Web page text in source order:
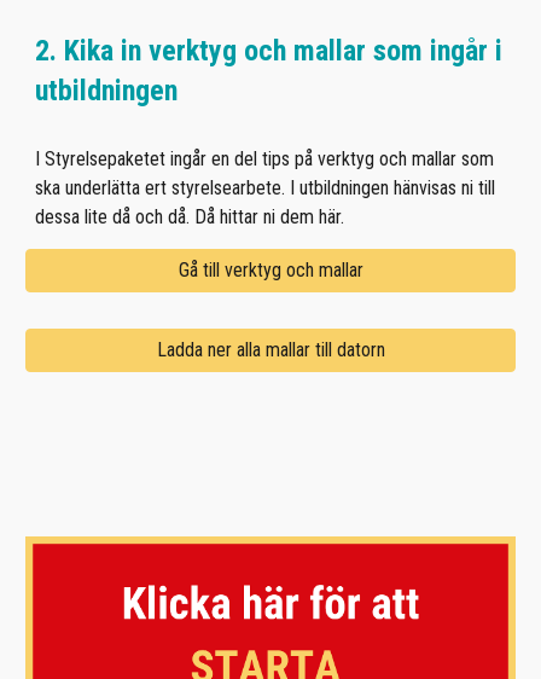
2. Kika in verktyg och mallar som ingår i
utbildningen
I Styrelsepaketet ingår en del tips på verktyg och mallar som
ska underlätta ert styrelsearbete. I utbildningen hänvisas ni till
dessa lite då och då. Då hittar ni dem här.
Gå till verktyg och mallar
Ladda ner alla mallar till datorn